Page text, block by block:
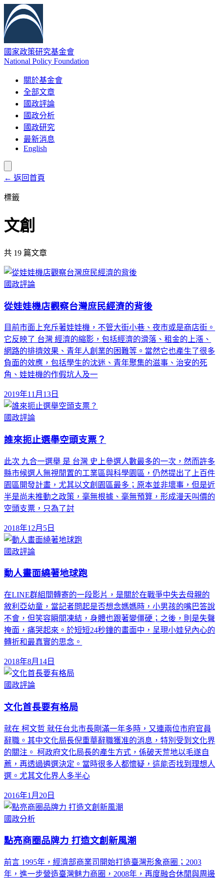
國家政策研究基金會
National Policy Foundation
關於基金會
全部文章
國政評論
國政分析
國政研究
最新消息
English
← 返回首頁
標籤
文創
共 19 篇文章
國政評論
從娃娃機店觀察台灣庶民經濟的背後
目前市面上充斥著娃娃機，不管大街小巷、夜市或是商店街。
它反映了 台灣 經濟的縮影，包括經濟的滑落、租金的上漲、
網路的排擠效果、青年人創業的困難等。當然它也產生了很多
負面的效應，包括學生的沈迷、青年聚集的滋事、治安的死
角、娃娃機的作假坑人及一
2019年11月13日
國政評論
誰來扼止選舉空頭支票？
此次 九合一選舉 是 台灣 史上參選人數最多的一次，然而許多
縣市候選人無視閒置的工業區與科學園區，仍然提出了上百件
園區開發計畫，尤其以文創園區最多；原本並非壞事，但是近
半是尚未推動之政策，毫無根據、毫無預算，形成漫天叫價的
空頭支票，只為了討
2018年12月5日
國政評論
動人畫面繞著地球跑
在LINE群組間轉寄的一段影片，是關於在戰爭中失去母親的
敘利亞幼童，當記者問起是否想念媽媽時，小男孩的嘴巴答說
不會，但笑容瞬間凍結，身體也跟著變僵硬；之後，則是失聲
掩面，痛哭起來。於短短24秒鐘的畫面中，呈現小娃兒內心的
轉折和最真實的思念。
2018年8月14日
國政評論
文化首長要有格局
就在 柯文哲 就任台北市長剛滿一年多時，又連兩位市府官員
辭職。其中文化局長倪重華辭職獲准的消息，特別受到文化界
的關注。 柯政府文化局長的產生方式，係破天荒地以毛遂自
薦，再透過遴選決定。當時很多人都懷疑，這能否找到理想人
選。尤其文化界人多半心
2016年1月20日
國政分析
點亮商圈品牌力 打造文創新風潮
前言 1995年，經濟部商業司開始打造臺灣形象商圈；2003
年，進一步營造臺灣魅力商圈，2008年，再度融合休閒與周邊